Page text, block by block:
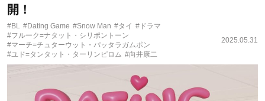
開！
#BL #Dating Game #Snow Man #タイ #ドラマ
#フルーク=ナタット・シリポントーン
#マーチ=チュターウット・パッタラガムポン
#ユド=タンタット・ターリンピロム #向井康二
2025.05.31